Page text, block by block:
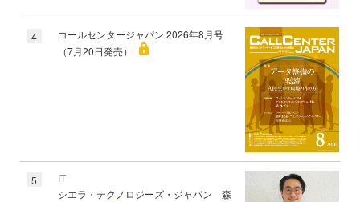
4
コールセンタージャパン 2026年8月号
（7月20日発売）
5
IT
シエラ・テクノロジーズ・ジャパン 森